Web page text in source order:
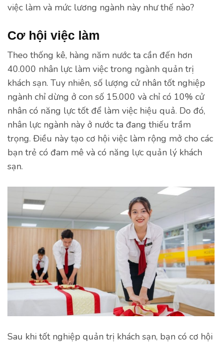
việc làm và mức lương ngành này như thế nào?
Cơ hội việc làm
Theo thống kê, hàng năm nước ta cần đến hơn
40.000 nhân lực làm việc trong ngành quản trị
khách sạn. Tuy nhiên, số lượng cử nhân tốt nghiệp
ngành chỉ dừng ở con số 15.000 và chỉ có 10% cử
nhân có năng lực tốt để làm việc hiệu quả. Do đó,
nhân lực ngành này ở nước ta đang thiếu trầm
trọng. Điều này tạo cơ hội việc làm rộng mở cho các
bạn trẻ có đam mê và có năng lực quản lý khách
sạn.
Sau khi tốt nghiệp quản trị khách sạn, bạn có cơ hội